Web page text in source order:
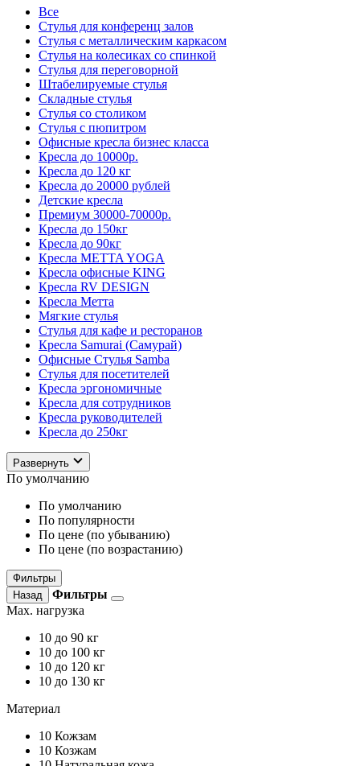
Все
Стулья для конференц залов
Стулья с металлическим каркасом
Стулья на колесиках со спинкой
Стулья для переговорной
Штабелируемые стулья
Складные стулья
Стулья со столиком
Стулья с пюпитром
Офисные кресла бизнес класса
Кресла до 10000р.
Кресла до 120 кг
Кресла до 20000 рублей
Детские кресла
Премиум 30000-70000р.
Кресла до 150кг
Кресла до 90кг
Кресла METTA YOGA
Кресла офисные KING
Кресла RV DESIGN
Кресла Метта
Мягкие стулья
Стулья для кафе и ресторанов
Кресла Samurai (Самурай)
Офисные Стулья Samba
Стулья для посетителей
Кресла эргономичные
Кресла для сотрудников
Кресла руководителей
Кресла до 250кг
Развернуть
По умолчанию
По умолчанию
По популярности
По цене (по убыванию)
По цене (по возрастанию)
Фильтры
Назад
Фильтры
Max. нагрузка
10 до 90 кг
10 до 100 кг
10 до 120 кг
10 до 130 кг
Материал
10 Кожзам
10 Козжам